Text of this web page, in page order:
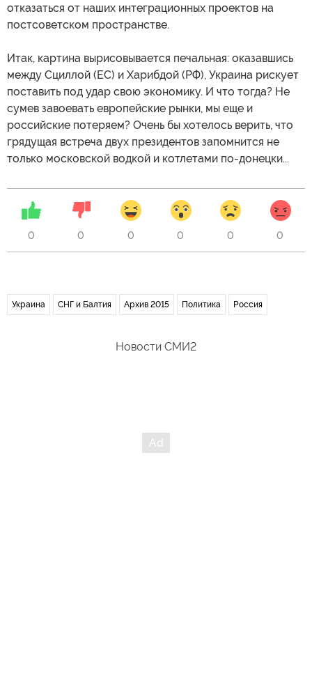
отказаться от наших интеграционных проектов на
постсоветском пространстве.
Итак, картина вырисовывается печальная: оказавшись
между Сциллой (ЕС) и Харибдой (РФ), Украина рискует
поставить под удар свою экономику. И что тогда? Не
сумев завоевать европейские рынки, мы еще и
российские потеряем? Очень бы хотелось верить, что
грядущая встреча двух президентов запомнится не
только московской водкой и котлетами по-донецки...
0 0 0 0 0 0
Украина СНГ и Балтия Архив 2015 Политика Россия
Новости СМИ2